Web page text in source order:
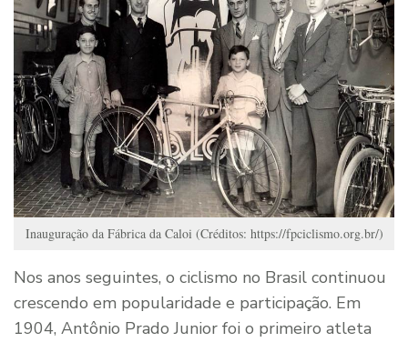
Inauguração da Fábrica da Caloi (Créditos: https://fpciclismo.org.br/)
Nos anos seguintes, o ciclismo no Brasil continuou
crescendo em popularidade e participação. Em
1904, Antônio Prado Junior foi o primeiro atleta